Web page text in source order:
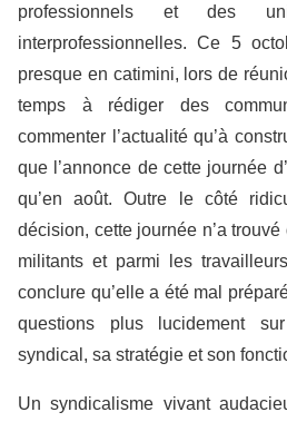
professionnels et des
interprofessionnelles. Ce 5
presque en catimini, lors de
temps à rédiger des
commenter l’actualité qu’à
que l’annonce de cette journée
qu’en août. Outre le côté
décision, cette journée n’a
militants et parmi les
conclure qu’elle a été mal
questions plus lucidement
syndical, sa stratégie et son
Un syndicalisme vivant